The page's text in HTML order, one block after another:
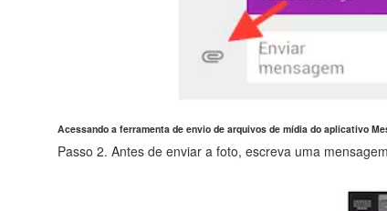
Acessando a ferramenta de envio de arquivos de mídia do aplicativo
Passo 2. Antes de enviar a foto, escreva uma